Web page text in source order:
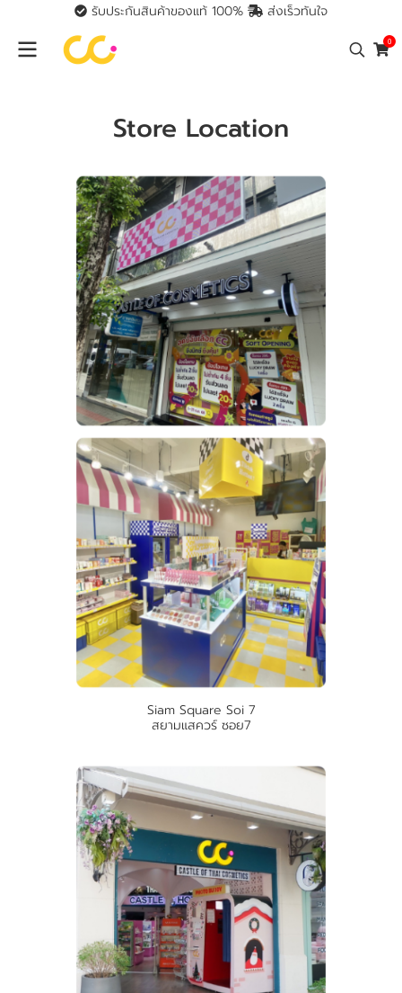
รับประกันสินค้าของแท้ 100% ส่งเร็วทันใจ
0
Store Location
Siam Square Soi 7
สยามแสควร์ ซอย7